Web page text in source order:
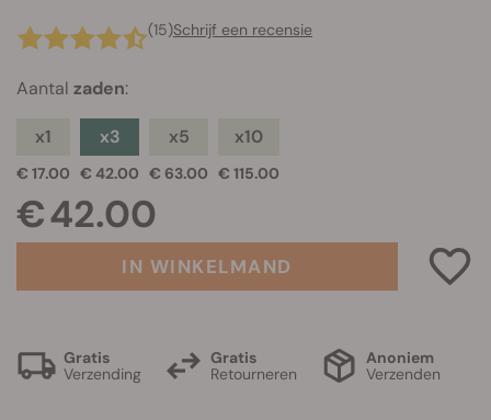
(15)Schrijf een recensie
Aantal zaden:
x1
€ 17.00
x3
€ 42.00
x5
€ 63.00
x10
€ 115.00
€ 42.00
IN WINKELMAND
Gratis
Verzending
Gratis
Retourneren
Anoniem
Verzenden